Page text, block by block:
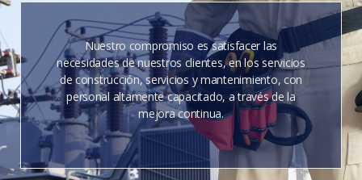
Nuestro compromiso es satisfacer las
necesidades de nuestros clientes, en los servicios
de construcción, servicios y mantenimiento, con
personal altamente capacitado, a través de la
mejora continua.